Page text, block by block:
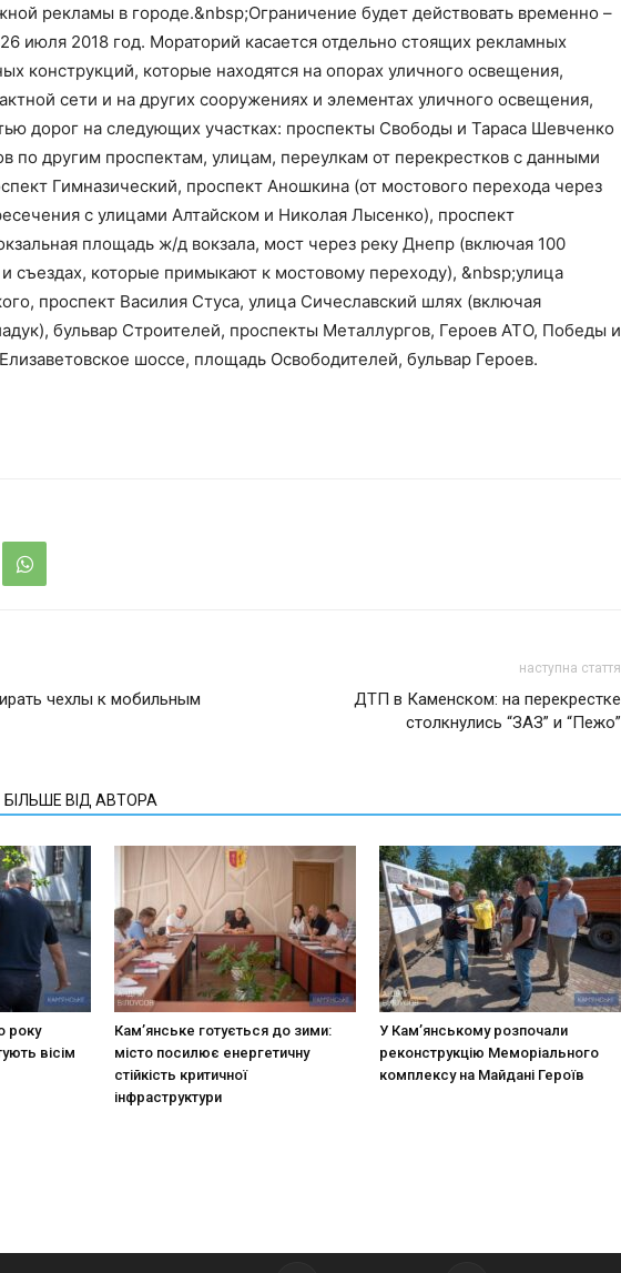
рекламы в городе.&nbsp;Ограничение будет действовать временно –
июля 2018 год. Мораторий касается отдельно стоящих рекламных
конструкций, которые находятся на опорах уличного освещения,
сети и на других сооружениях и элементах уличного освещения,
дорог на следующих участках: проспекты Свободы и Тараса Шевченко
по другим проспектам, улицам, переулкам от перекрестков с данными
Гимназический, проспект Аношкина (от мостового перехода через
с улицами Алтайском и Николая Лысенко), проспект
площадь ж/д вокзала, мост через реку Днепр (включая 100
съездах, которые примыкают к мостовому переходу), &nbsp;улица
проспект Василия Стуса, улица Сичеславский шлях (включая
бульвар Строителей, проспекты Металлургов, Героев АТО, Победы и
шоссе, площадь Освободителей, бульвар Героев.
чехлы к мобильным
наступна стаття
ДТП в Каменском: на перекрестке
столкнулись “ЗАЗ” и “Пежо”
БІЛЬШЕ ВІД АВТОРА
року
вісім
Кам’янське готується до зими:
місто посилює енергетичну
стійкість критичної
інфраструктури
У Кам’янському розпочали
реконструкцію Меморіального
комплексу на Майдані Героїв